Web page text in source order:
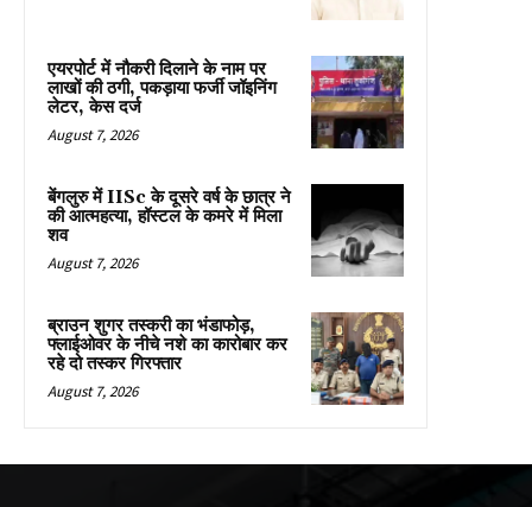
एयरपोर्ट में नौकरी दिलाने के नाम पर
लाखों की ठगी, पकड़ाया फर्जी जॉइनिंग
लेटर, केस दर्ज
August 7, 2026
बेंगलुरु में IISc के दूसरे वर्ष के छात्र ने
की आत्महत्या, हॉस्टल के कमरे में मिला
शव
August 7, 2026
ब्राउन शुगर तस्करी का भंडाफोड़,
फ्लाईओवर के नीचे नशे का कारोबार कर
रहे दो तस्कर गिरफ्तार
August 7, 2026